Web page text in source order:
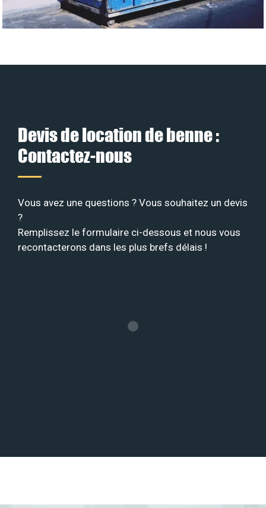
Devis de location de benne :
Contactez-nous
Vous avez une questions ? Vous souhaitez un devis
?
Remplissez le formulaire ci-dessous et nous vous
recontacterons dans les plus brefs délais !